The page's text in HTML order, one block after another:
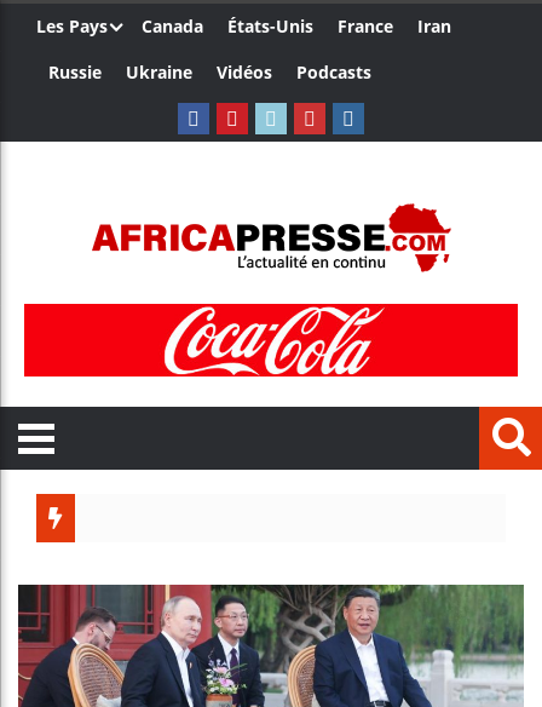
Les Pays Canada États-Unis France
Iran
Russie
Ukraine Vidéos Podcasts